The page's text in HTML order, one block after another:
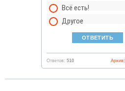
Всё есть!
Другое
Ответов: 510 Архив